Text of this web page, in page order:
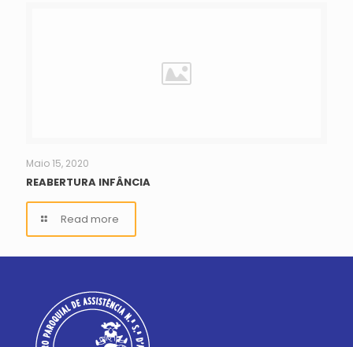
Maio 15, 2020
REABERTURA INFÂNCIA
Read more